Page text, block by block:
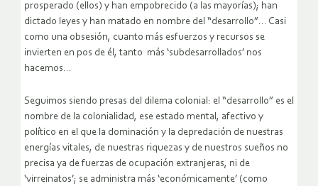
prosperado (ellos) y han empobrecido (a las mayorías); han
dictado leyes y han matado en nombre del “desarrollo”… Casi
como una obsesión, cuanto más esfuerzos y recursos se
invierten en pos de él, tanto más ‘subdesarrollados’ nos
hacemos…
Seguimos siendo presas del dilema colonial: el “desarrollo” es el
nombre de la colonialidad, ese estado mental, afectivo y
político en el que la dominación y la depredación de nuestras
energías vitales, de nuestras riquezas y de nuestros sueños no
precisa ya de fuerzas de ocupación extranjeras, ni de
‘virreinatos’; se administra más ‘económicamente’ (como